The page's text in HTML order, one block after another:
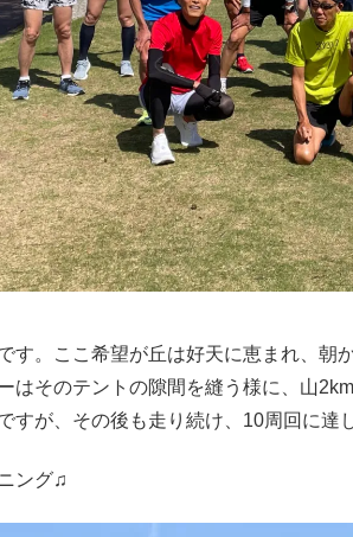
す。ここ希望が丘は好天に恵まれ、朝
はそのテントの隙間を縫う様に、山
すが、その後も走り続け、10周回に達
ング♫